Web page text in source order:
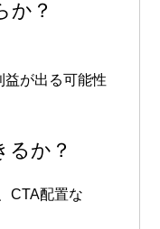
か？
益が出る可能性
か？
CTA配置な